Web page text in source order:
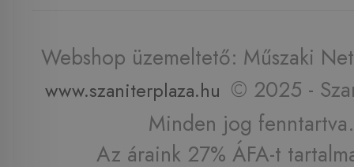
Webshop üzemeltető: Műszaki
www.szaniterplaza.hu © 2025 -
Minden jog fenntartva.
Az áraink 27% ÁFA-t